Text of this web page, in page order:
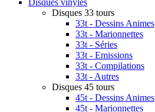
Disques vinyles
Disques 33 tours
33t - Dessins Animes
33t - Marionnettes
33t - Séries
33t - Emissions
33t - Compilations
33t - Autres
Disques 45 tours
45t - Dessins Animes
45t - Marionnettes